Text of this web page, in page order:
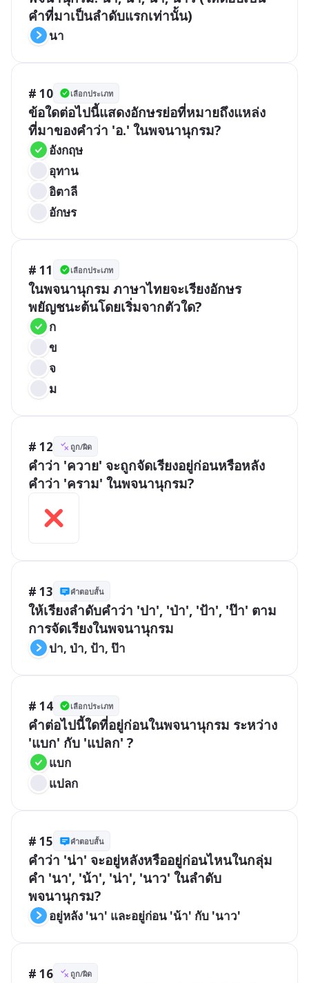
คำที่มาเป็นลำดับแรกเท่านั้น)
นา
# 10 เลือกประเภท
ข้อใดต่อไปนี้แสดงอักษรย่อที่หมายถึงแหล่ง
ที่มาของคำว่า 'อ.' ในพจนานุกรม?
อังกฤษ
อุทาน
อิตาลี
อักษร
# 11 เลือกประเภท
ในพจนานุกรม ภาษาไทยจะเรียงอักษร
พยัญชนะต้นโดยเริ่มจากตัวใด?
ก
ข
จ
ม
# 12 ถูก/ผิด
คำว่า 'ควาย' จะถูกจัดเรียงอยู่ก่อนหรือหลัง
คำว่า 'คราม' ในพจนานุกรม?
# 13 คำตอบสั้น
ให้เรียงลำดับคำว่า 'ปา', 'ป่า', 'ป้า', 'ป๊า' ตาม
การจัดเรียงในพจนานุกรม
ปา, ป่า, ป้า, ป๊า
# 14 เลือกประเภท
คำต่อไปนี้ใดที่อยู่ก่อนในพจนานุกรม ระหว่าง
'แบก' กับ 'แปลก' ?
แบก
แปลก
# 15 คำตอบสั้น
คำว่า 'น่า' จะอยู่หลังหรืออยู่ก่อนไหนในกลุ่ม
คำ 'นา', 'น้า', 'น่า', 'นาว' ในลำดับ
พจนานุกรม?
อยู่หลัง 'นา' และอยู่ก่อน 'น้า' กับ 'นาว'
# 16 ถูก/ผิด